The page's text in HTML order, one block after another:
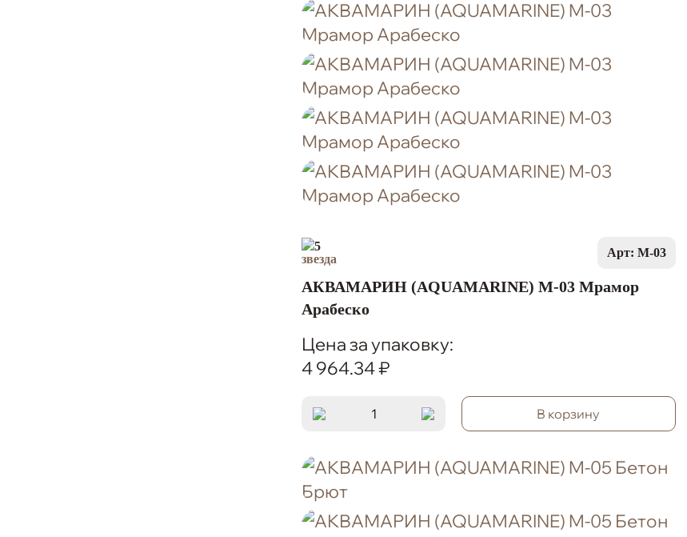
5 Арт: M-03
АКВАМАРИН (AQUAMARINE) M-03 Мрамор
Арабеско
Цена за упаковку:
4 964.34 ₽
В корзину